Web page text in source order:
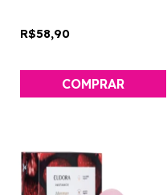
R$58,90